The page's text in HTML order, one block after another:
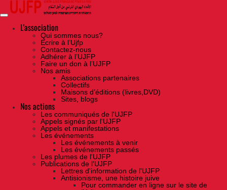
Skip
the
contentL'association
Qui sommes nous?
Ecrire à l’Ujfp
Contactez-nous
Adhérer à l’UJFP
Faire un don à l’UJFP
Nos amis
Associations partenaires
Collectifs
Maisons d’éditions (livres,DVD)
Sites, blogs
Nos actions
Les communiqués de l'UJFP
Appels signés par l'UJFP
Appels et manifestations
Les événements
Les événements à venir
Les événements passés
Les plumes de l'UJFP
Publications de l'UJFP
Lettres d'information de l'UJFP
Antisionisme, une histoire juive
Pour commander en ligne sur le site de